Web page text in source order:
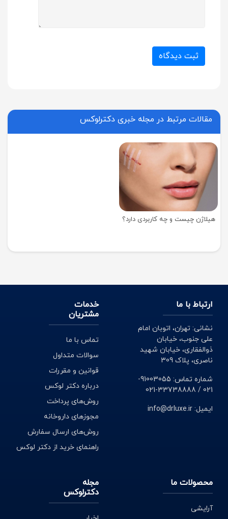
ثبت دیدگاه
مقالات مرتبط در مجله خبری دکترلوکس
هیلاژن چیست و چه کاربردی دارد؟
ارتباط با ما
نشانی: تهران، اتوبان امام
علی جنوب، خیابان
ذوالفقاری، خیابان شهید
ناصری، پلاک 309
شماره تماس: 91003055-
021 / 33738888-021
ایمیل: info@drluxe.ir
خدمات
مشتریان
تماس با ما
سوالات متداول
قوانین و مقررات
درباره دکتر لوکس
روش‌های پرداخت
مجوزهای داروخانه
روش‌های ارسال سفارش
راهنمای خرید از دکتر لوکس
محصولات ما
آرایشی
مجله
دکترلوکس